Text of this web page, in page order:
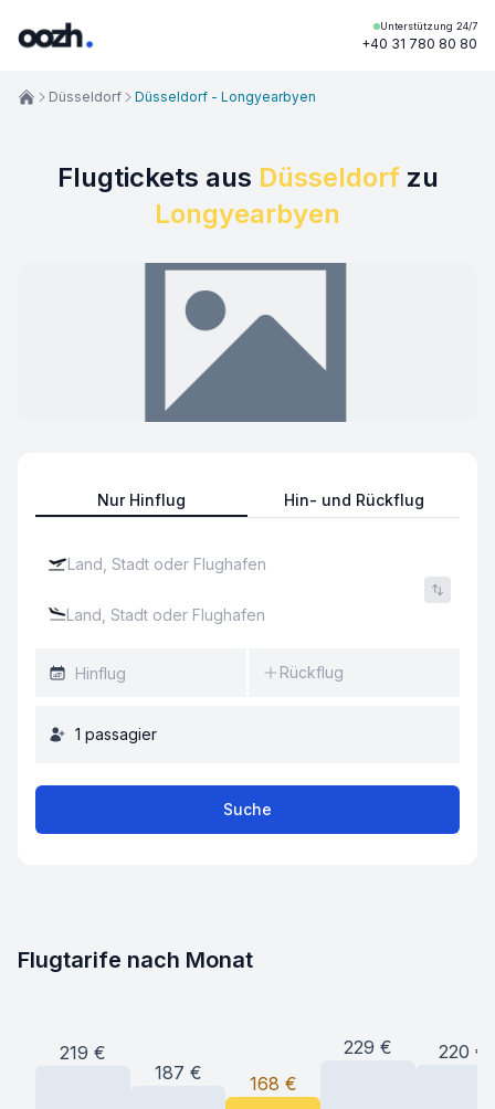
Unterstützung 24/7
+40 31 780 80 80
Flugtickets aus Düsseldorfzu
Longyearbyen
Nur Hinflug Hin- und Rückflug
Rückflug
1 passagier
Suche
Düsseldorf Düsseldorf - Longyearbyen
Flugtarife nach Monat
219 €
187 €
168 €
229 € 220 €